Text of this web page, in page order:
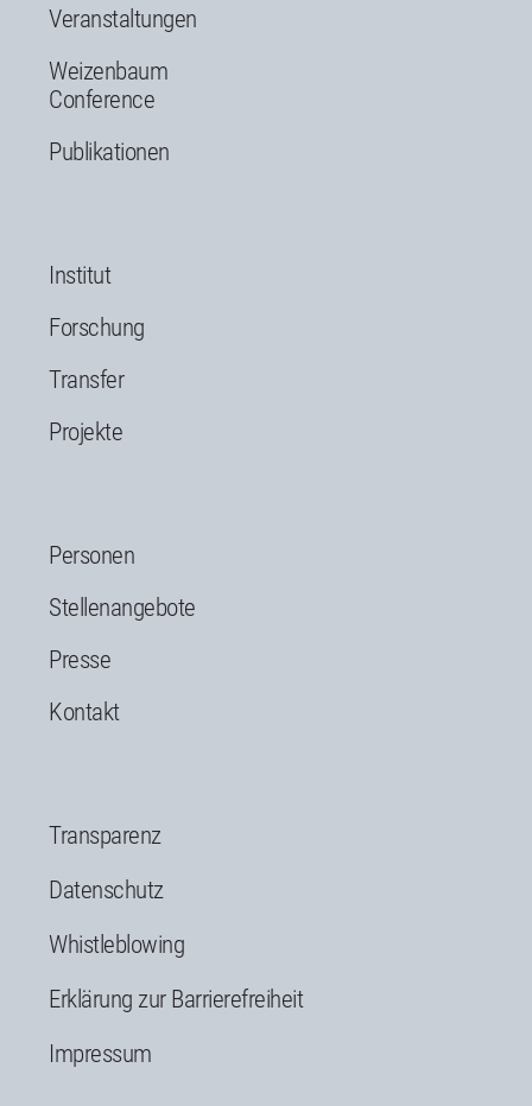
Veranstaltungen
Weizenbaum
Conference
Publikationen
Institut
Forschung
Transfer
Projekte
Personen
Stellenangebote
Presse
Kontakt
Transparenz
Datenschutz
Whistleblowing
Erklärung zur Barrierefreiheit
Impressum